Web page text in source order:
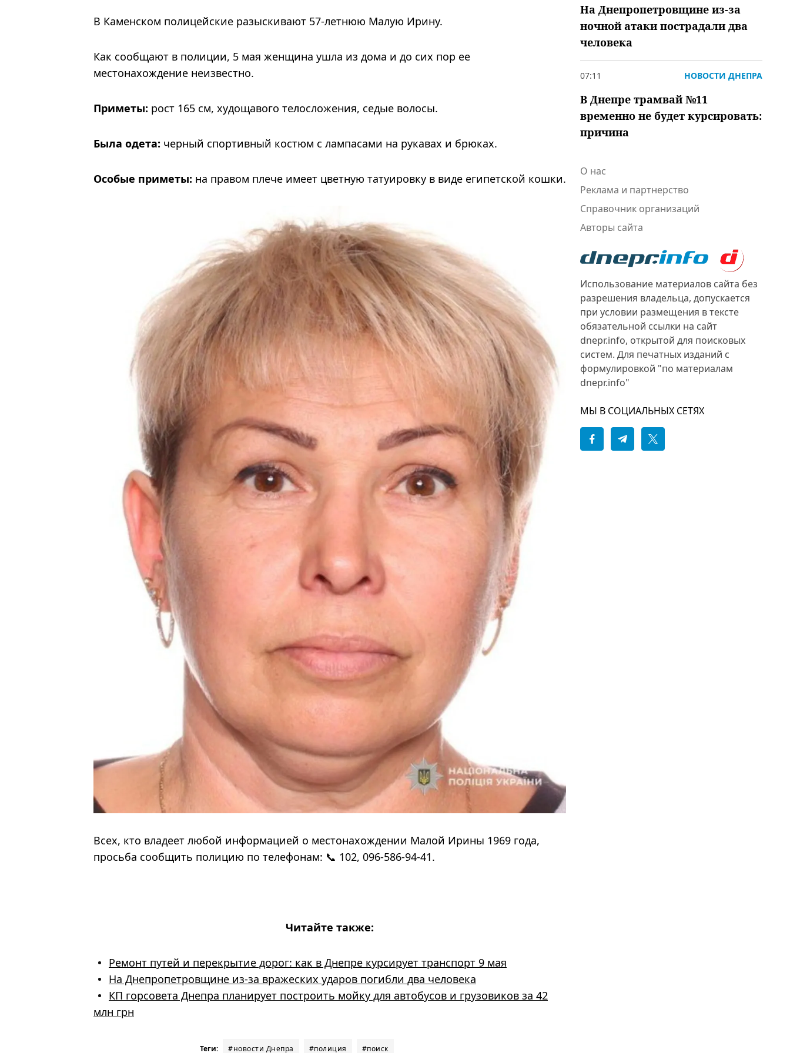
В Каменском полицейские разыскивают 57-летнюю Малую Ирину.
Как сообщают в полиции, 5 мая женщина ушла из дома и до сих пор ее
местонахождение неизвестно.
Приметы: рост 165 см, худощавого телосложения, седые волосы.
Была одета: черный спортивный костюм с лампасами на рукавах и брюках.
Особые приметы: на правом плече имеет цветную татуировку в виде египетской кошки.
Всех, кто владеет любой информацией о местонахождении Малой Ирины 1969 года,
просьба сообщить полицию по телефонам: 📞 102, 096-586-94-41.
Читайте также:
Ремонт путей и перекрытие дорог: как в Днепре курсирует транспорт 9 мая
На Днепропетровщине из-за вражеских ударов погибли два человека
КП горсовета Днепра планирует построить мойку для автобусов и грузовиков за 42
млн грн
Теги: #новости Днепра #полиция #поиск
На Днепропетровщине из-за
ночной атаки пострадали два
человека
07:11 НОВОСТИ ДНЕПРА
В Днепре трамвай №11
временно не будет курсировать:
причина
О нас
Реклама и партнерство
Справочник организаций
Авторы сайта
Использование материалов сайта без
разрешения владельца, допускается
при условии размещения в тексте
обязательной ссылки на сайт
dnepr.info, открытой для поисковых
систем. Для печатных изданий с
формулировкой "по материалам
dnepr.info"
МЫ В СОЦИАЛЬНЫХ СЕТЯХ